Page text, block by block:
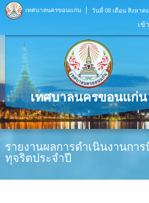
เทศบาลนครขอนแก่น วันที่ 08 เดือน สิงหาค
เข้
เทศบาลนครขอนแก่น
หน้าหลัก
ประชาสัมพันธ์
รายงานผลการดำเนินงานกา
ทุจริตประจำปี